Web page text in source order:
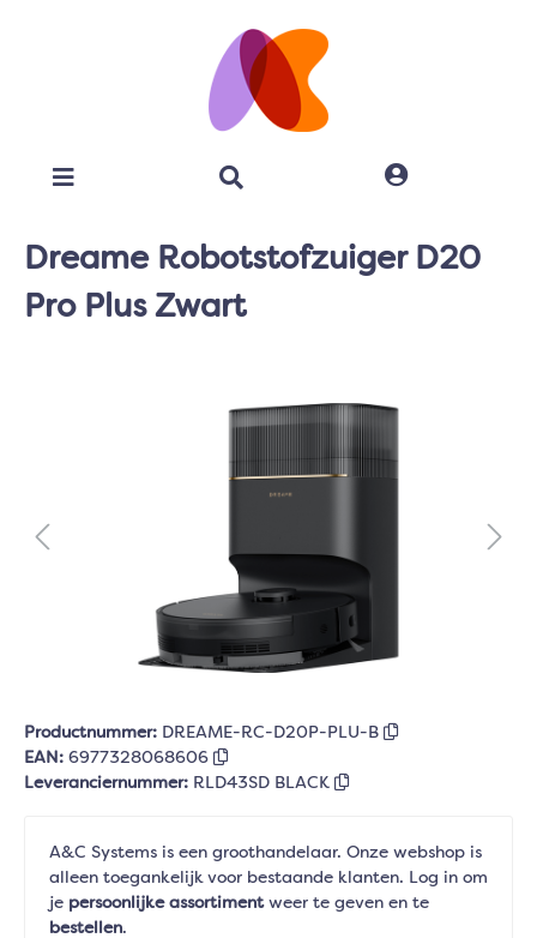
Dreame Robotstofzuiger D20
Pro Plus Zwart
Productnummer: DREAME-RC-D20P-PLU-B
EAN: 6977328068606
Leveranciernummer: RLD43SD BLACK
A&C Systems is een groothandelaar. Onze webshop is
alleen toegankelijk voor bestaande klanten. Log in om
je persoonlijke assortimentweer te geven en te
bestellen.